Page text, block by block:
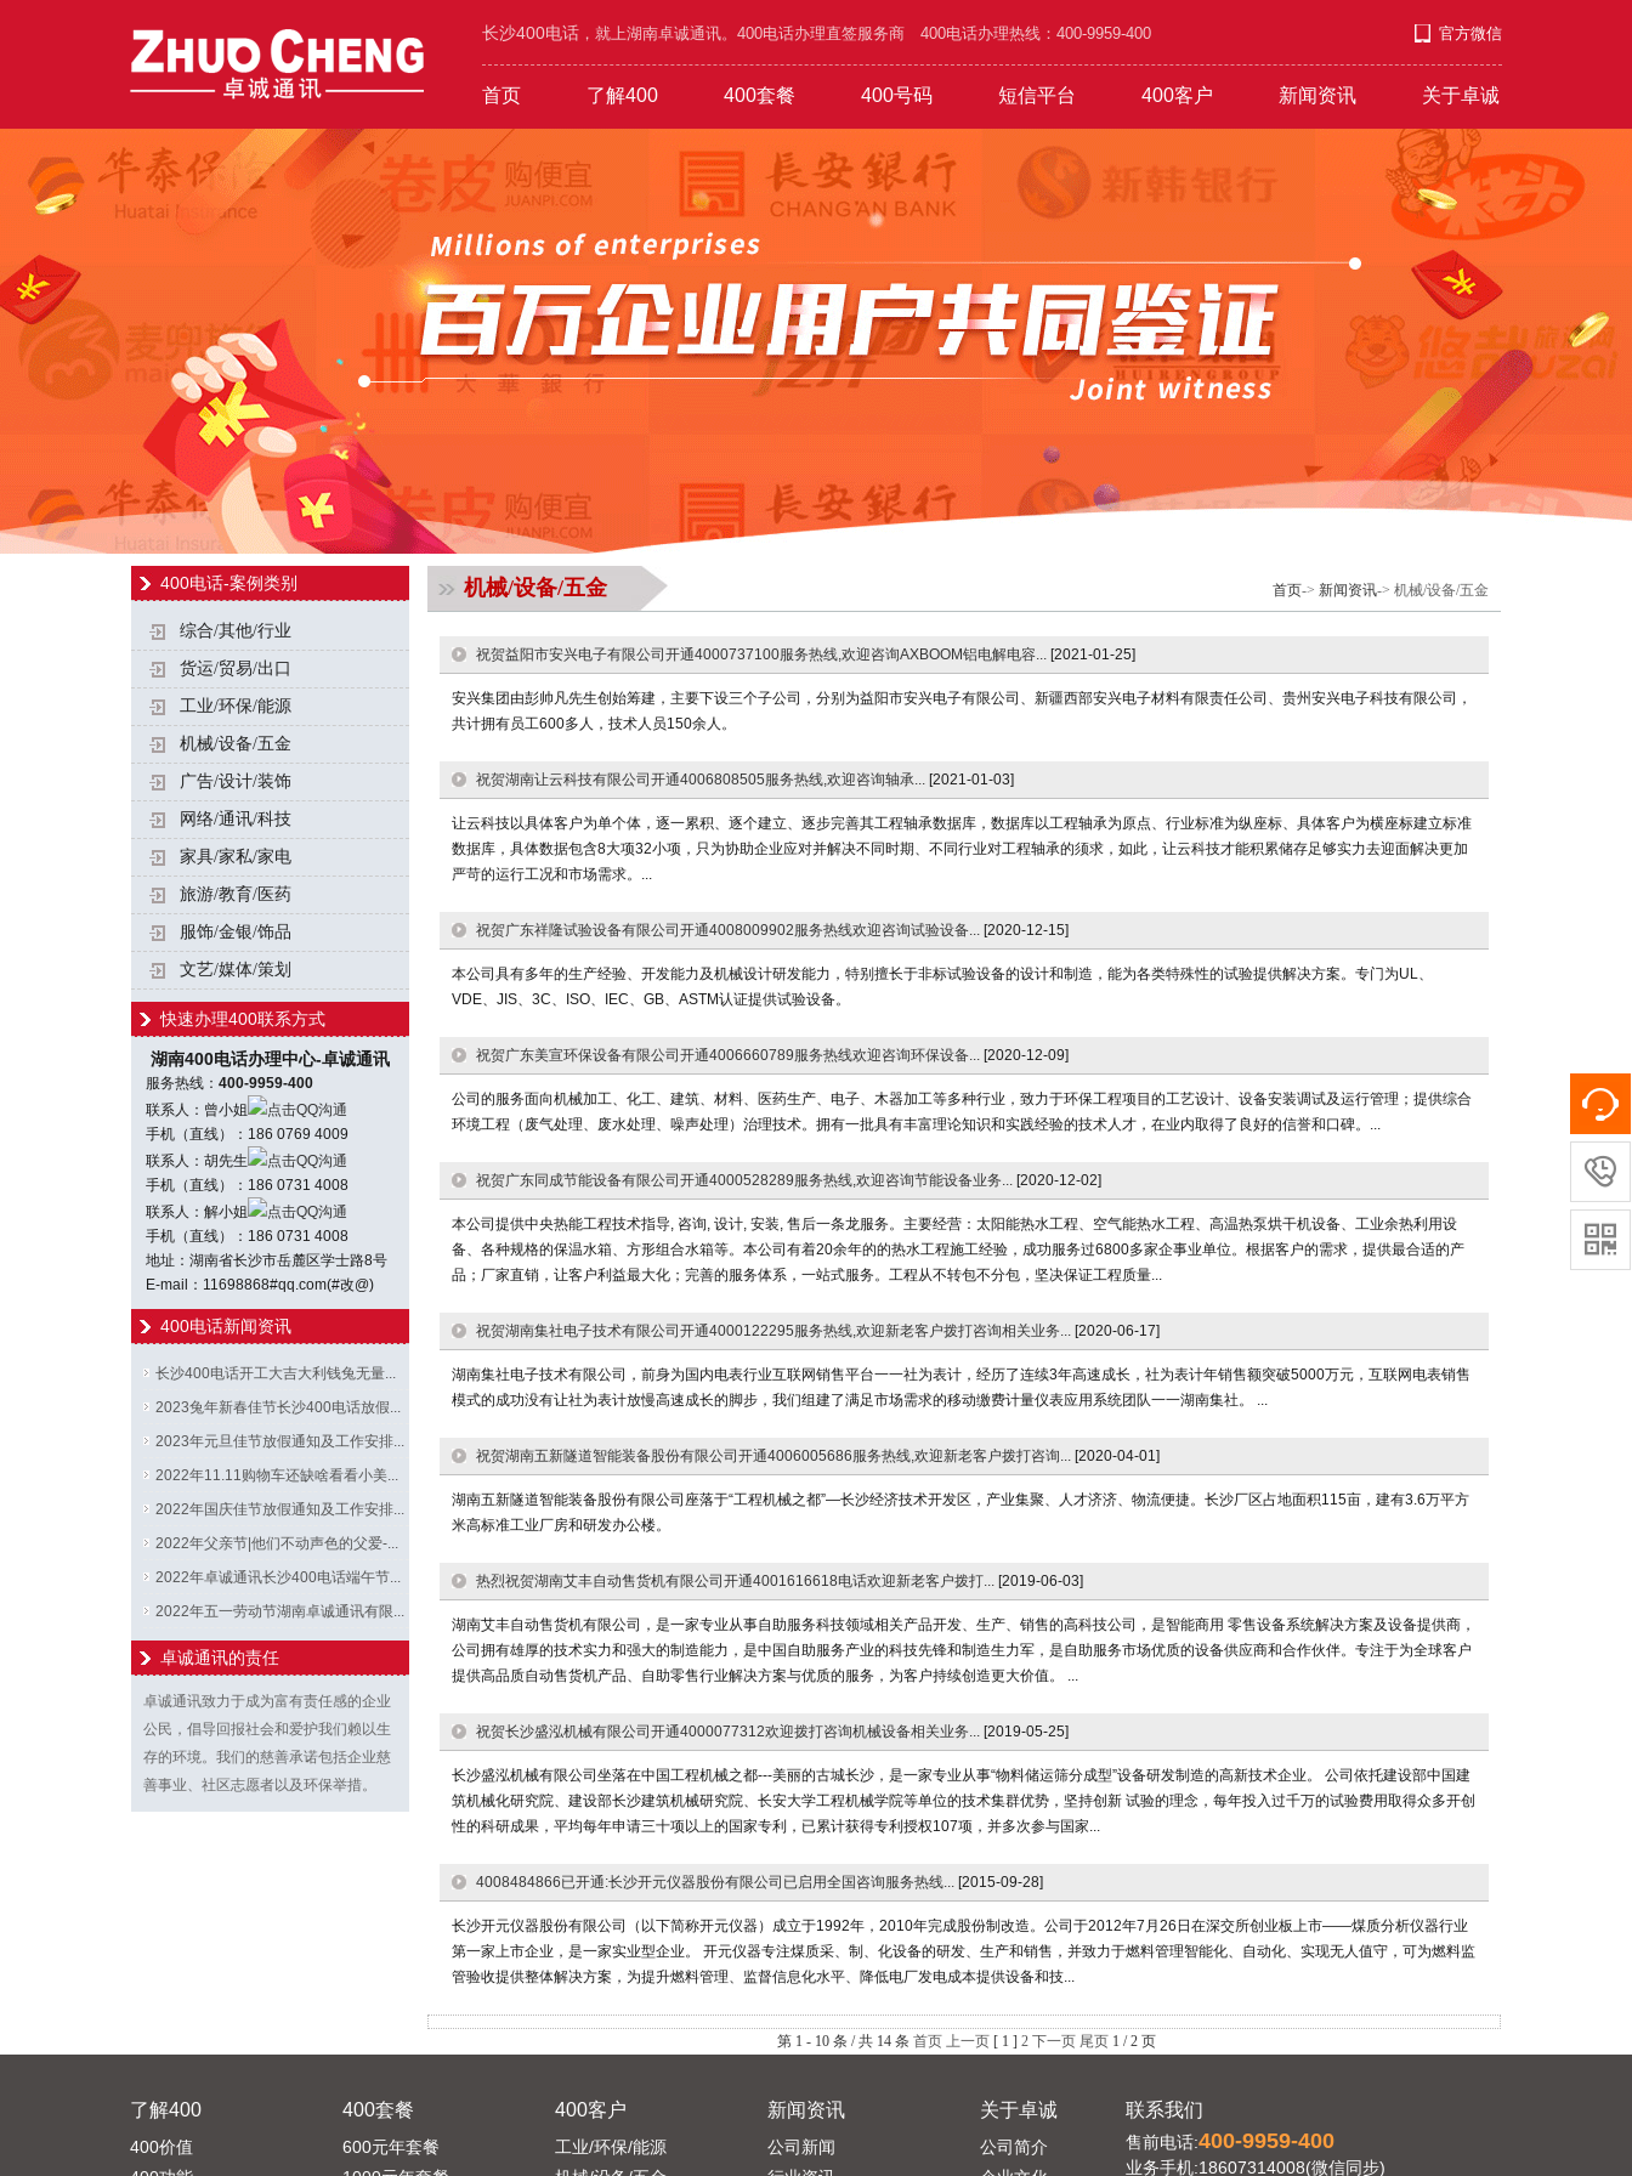
长沙400电话 ，就上湖南卓诚通讯。400电话办理直签服务商 400电话办理热线：400-9959-400 官方微信
首页 了解400
400价值 400功能 办理攻略 1010号码
400套餐
600元年套餐 1800元年套餐 4500元年套餐 6.8万元年套餐
400号码
4001号段 4006号段 4007号段 4008号段
短信平台
验证短信 通知短信
400客户
工业/环保/能源 机械/设备/五金 广告/设计/装饰 网络/通讯/科技 家具/家私/家电 旅游/教育/医药 文艺/媒体/策划
新闻资讯
彩铃录制
关于卓诚
公司简介 企业文化 联系方式
400电话-案例类别
综合/其他/行业
货运/贸易/出口
工业/环保/能源
机械/设备/五金
广告/设计/装饰
网络/通讯/科技
家具/家私/家电
旅游/教育/医药
服饰/金银/饰品
文艺/媒体/策划
快速办理400联系方式
湖南400电话办理中心-卓诚通讯
服务热线： 400-9959-400
联系人：曾小姐
点击QQ沟通
手机（直线）：186 0769 4009
联系人：胡先生
点击QQ沟通
手机（直线）：186 0731 4008
联系人：解小姐
点击QQ沟通
手机（直线）：186 0731 4008
地址：湖南省长沙市岳麓区学士路8号
E-mail：11698868#qq.com(#改@)
400电话新闻资讯
长沙400电话开工大吉大利钱兔无量...
2023兔年新春佳节长沙400电话放假...
2023年元旦佳节放假通知及工作安排...
2022年11.11购物车还缺啥看看小美...
2022年国庆佳节放假通知及工作安排...
2022年父亲节|他们不动声色的父爱-...
2022年卓诚通讯长沙400电话端午节...
2022年五一劳动节湖南卓诚通讯有限...
卓诚通讯的责任
卓诚通讯致力于成为富有责任感的企业
公民，倡导回报社会和爱护我们赖以生
存的环境。我们的慈善承诺包括企业慈
善事业、社区志愿者以及环保举措。
机械/设备/五金 首页-> 新闻资讯-> 机械/设备/五金
祝贺益阳市安兴电子有限公司开通4000737100服务热线,欢迎咨询AXBOOM铝电解电容... [2021-01-25]
安兴集团由彭帅凡先生创始筹建，主要下设三个子公司，分别为益阳市安兴电子有限公司、新疆西部安兴电子材料有限责任公司、贵州安兴电子科技有限公司，
共计拥有员工600多人，技术人员150余人。
祝贺湖南让云科技有限公司开通4006808505服务热线,欢迎咨询轴承... [2021-01-03]
让云科技以具体客户为单个体，逐一累积、逐个建立、逐步完善其工程轴承数据库，数据库以工程轴承为原点、行业标准为纵座标、具体客户为横座标建立标准
数据库，具体数据包含8大项32小项，只为协助企业应对并解决不同时期、不同行业对工程轴承的须求，如此，让云科技才能积累储存足够实力去迎面解决更加
严苛的运行工况和市场需求。...
祝贺广东祥隆试验设备有限公司开通4008009902服务热线欢迎咨询试验设备... [2020-12-15]
本公司具有多年的生产经验、开发能力及机械设计研发能力，特别擅长于非标试验设备的设计和制造，能为各类特殊性的试验提供解决方案。专门为UL、
VDE、JIS、3C、ISO、IEC、GB、ASTM认证提供试验设备。
祝贺广东美宣环保设备有限公司开通4006660789服务热线欢迎咨询环保设备... [2020-12-09]
公司的服务面向机械加工、化工、建筑、材料、医药生产、电子、木器加工等多种行业，致力于环保工程项目的工艺设计、设备安装调试及运行管理；提供综合
环境工程（废气处理、废水处理、噪声处理）治理技术。拥有一批具有丰富理论知识和实践经验的技术人才，在业内取得了良好的信誉和口碑。...
祝贺广东同成节能设备有限公司开通4000528289服务热线,欢迎咨询节能设备业务... [2020-12-02]
本公司提供中央热能工程技术指导, 咨询, 设计, 安装, 售后一条龙服务。主要经营：太阳能热水工程、空气能热水工程、高温热泵烘干机设备、工业余热利用设
备、各种规格的保温水箱、方形组合水箱等。本公司有着20余年的的热水工程施工经验，成功服务过6800多家企事业单位。根据客户的需求，提供最合适的产
品；厂家直销，让客户利益最大化；完善的服务体系，一站式服务。工程从不转包不分包，坚决保证工程质量...
祝贺湖南集社电子技术有限公司开通4000122295服务热线,欢迎新老客户拨打咨询相关业务... [2020-06-17]
湖南集社电子技术有限公司，前身为国内电表行业互联网销售平台一一社为表计，经历了连续3年高速成长，社为表计年销售额突破5000万元，互联网电表销售
模式的成功没有让社为表计放慢高速成长的脚步，我们组建了满足市场需求的移动缴费计量仪表应用系统团队一一湖南集社。 ...
祝贺湖南五新隧道智能装备股份有限公司开通4006005686服务热线,欢迎新老客户拨打咨询... [2020-04-01]
湖南五新隧道智能装备股份有限公司座落于“工程机械之都”—长沙经济技术开发区，产业集聚、人才济济、物流便捷。长沙厂区占地面积115亩，建有3.6万平方
米高标准工业厂房和研发办公楼。
热烈祝贺湖南艾丰自动售货机有限公司开通4001616618电话欢迎新老客户拨打... [2019-06-03]
湖南艾丰自动售货机有限公司，是一家专业从事自助服务科技领域相关产品开发、生产、销售的高科技公司，是智能商用 零售设备系统解决方案及设备提供商，
公司拥有雄厚的技术实力和强大的制造能力，是中国自助服务产业的科技先锋和制造生力军，是自助服务市场优质的设备供应商和合作伙伴。专注于为全球客户
提供高品质自动售货机产品、自助零售行业解决方案与优质的服务，为客户持续创造更大价值。 ...
祝贺长沙盛泓机械有限公司开通4000077312欢迎拨打咨询机械设备相关业务... [2019-05-25]
长沙盛泓机械有限公司坐落在中国工程机械之都---美丽的古城长沙，是一家专业从事“物料储运筛分成型”设备研发制造的高新技术企业。 公司依托建设部中国建
筑机械化研究院、建设部长沙建筑机械研究院、长安大学工程机械学院等单位的技术集群优势，坚持创新 试验的理念，每年投入过千万的试验费用取得众多开创
性的科研成果，平均每年申请三十项以上的国家专利，已累计获得专利授权107项，并多次参与国家...
4008484866已开通:长沙开元仪器股份有限公司已启用全国咨询服务热线... [2015-09-28]
长沙开元仪器股份有限公司（以下简称开元仪器）成立于1992年，2010年完成股份制改造。公司于2012年7月26日在深交所创业板上市——煤质分析仪器行业
第一家上市企业，是一家实业型企业。 开元仪器专注煤质采、制、化设备的研发、生产和销售，并致力于燃料管理智能化、自动化、实现无人值守，可为燃料监
管验收提供整体解决方案，为提升燃料管理、监督信息化水平、降低电厂发电成本提供设备和技...
第 1 - 10 条 / 共 14 条 首页 上一页[ 1 ] 2 下一页 尾页1 / 2 页
了解400
400价值
400套餐
600元年套餐
400客户
工业/环保/能源
新闻资讯
公司新闻
关于卓诚
公司简介
联系我们
售前电话:400-9959-400
业务手机:18607314008(微信同步)

